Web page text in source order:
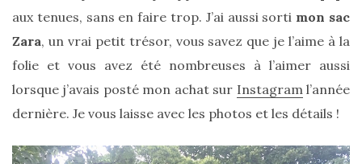
aux tenues, sans en faire trop. J’ai aussi sorti mon sac
Zara, un vrai petit trésor, vous savez que je l’aime à la
folie et vous avez été nombreuses à l’aimer aussi
lorsque j’avais posté mon achat sur Instagram l’année
dernière. Je vous laisse avec les photos et les détails !